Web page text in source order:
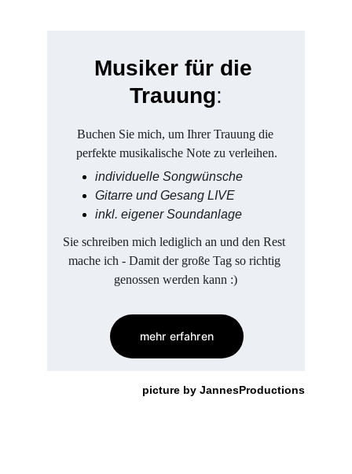
Musiker für die
Trauung:
Buchen Sie mich, um Ihrer Trauung die
perfekte musikalische Note zu verleihen.
mehr erfahren
individuelle Songwünsche
Gitarre und Gesang LIVE
inkl. eigener Soundanlage
Sie schreiben mich lediglich an und den Rest
mache ich - Damit der große Tag so richtig
genossen werden kann :)
picture by JannesProductions